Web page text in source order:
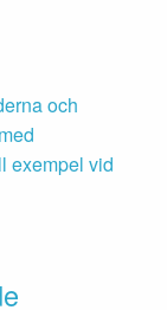
och
exempel vid